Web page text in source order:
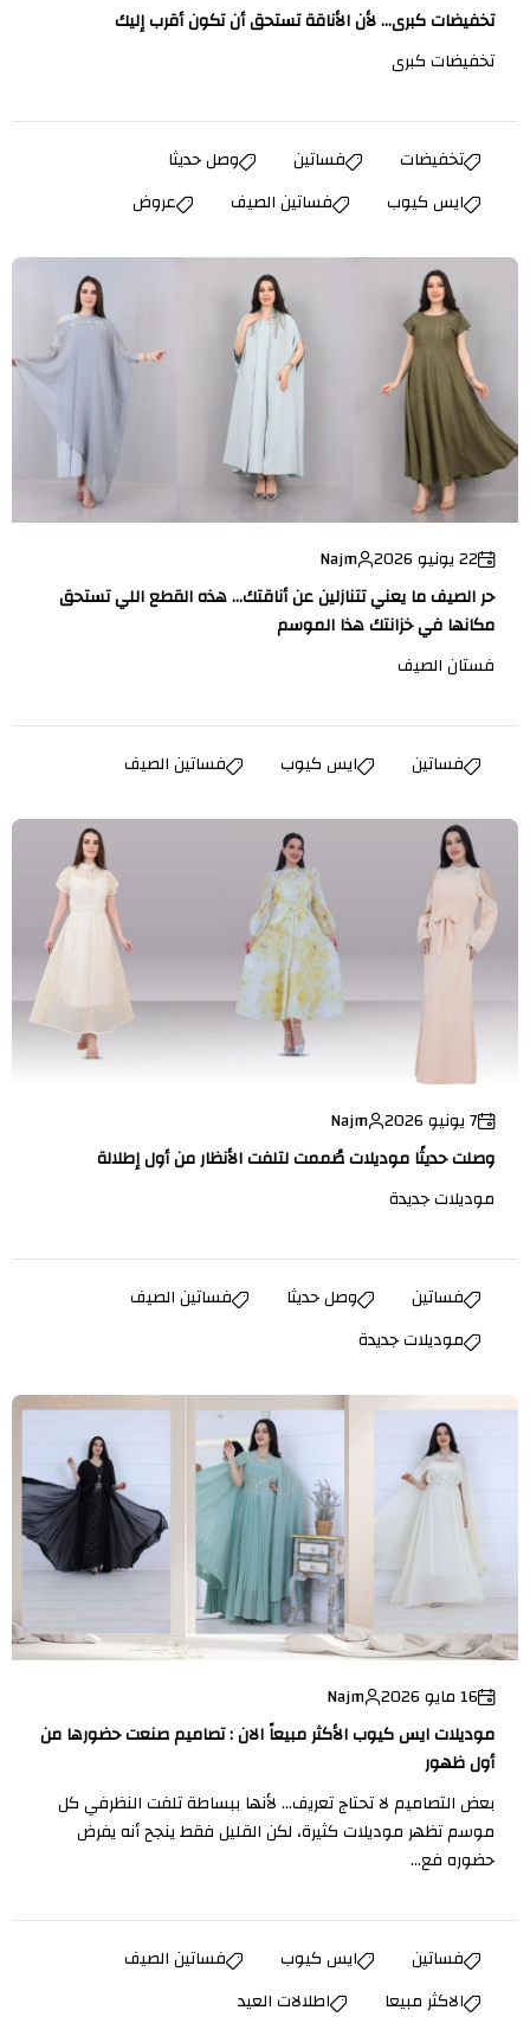
تخفيضات كبرى... لأن الأناقة تستحق أن تكون أقرب إليك
تخفيضات كبرى
تخفيضات فساتين
وصل حديثا
ايس كيوب
فساتين الصيف عروض
22 يونيو 2026
Najm
حر الصيف ما يعني تتنازلين عن أناقتك… هذه القطع اللي تستحق
مكانها في خزانتك هذا الموسم
فستان الصيف
فساتين ايس كيوب فساتين الصيف
7 يونيو 2026
Najm
وصلت حديثًا موديلات صُممت لتلفت الأنظار من أول إطلالة
موديلات جديدة
فساتين وصل حديثا
فساتين الصيف
موديلات جديدة
16 مايو 2026
Najm
موديلات ايس كيوب الأكثر مبيعاً الان : تصاميم صنعت حضورها من
أول ظهور
بعض التصاميم لا تحتاج تعريف… لأنها ببساطة تلفت النظرفي كل
موسم تظهر موديلات كثيرة، لكن القليل فقط ينجح أنه يفرض
حضوره فع...
فساتين ايس كيوب
فساتين الصيف
الاكثر مبيعا
اطلالات العيد